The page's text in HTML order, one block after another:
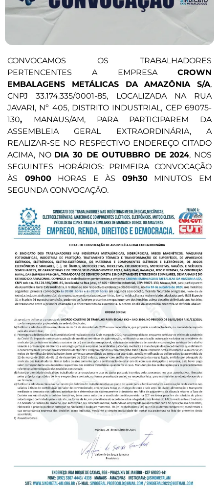
CONVOCAMOS OS TRABALHADORES
PERTENCENTES A EMPRESA CROWN
EMBALAGENS METÁLICAS DA AMAZÔNIA S/A,
CNPJ 33.174.335/0001-85, LOCALIZADA NA RUA
JAVARI, Nº 405, DISTRITO INDUSTRIAL, CEP 69075-
130, MANAUS/AM, PARA PARTICIPAREM DA
ASSEMBLEIA GERAL EXTRAORDINÁRIA, A
REALIZAR-SE NO RESPECTIVO ENDEREÇO CITADO
ACIMA, NO DIA 30 DE OUTUBBRO DE 2024, NOS
SEGUINTES HORÁRIOS: PRIMEIRA CONVOCAÇÃO
ÀS 09h00HORAS E ÀS 09h30MINUTOS EM
SEGUNDA CONVOCAÇÃO.